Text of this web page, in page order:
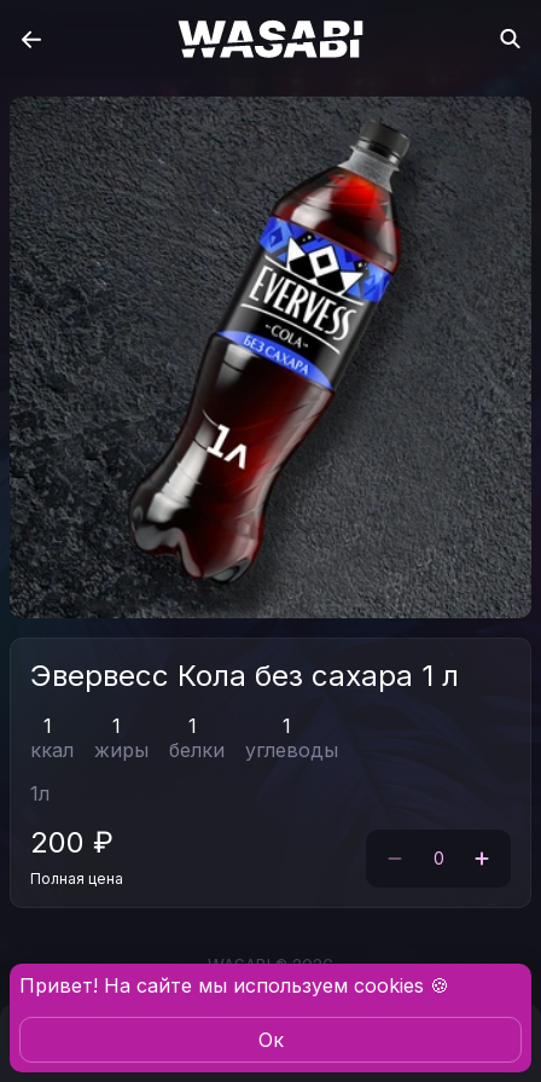
Меню Профиль Ещё Корзина
Эвервесс Кола без сахара 1 л
1
ккал
1
жиры
1
белки
1
углеводы
1л
200 ₽
Полная цена
0
WASABI ® 2026
Привет! На сайте мы используем cookies 🍪
Oк